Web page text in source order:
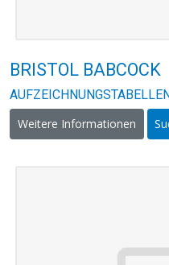
BRISTOL BABCOCK
Weitere Informationen